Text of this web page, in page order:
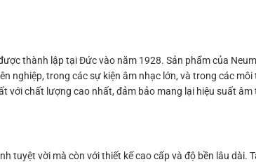
thành lập tại Đức vào năm 1928. Sản phẩm của
nghiệp, trong các sự kiện âm nhạc lớn, và trong các
với chất lượng cao nhất, đảm bảo mang lại hiệu suất
tuyệt vời mà còn với thiết kế cao cấp và độ bền lâu dài.